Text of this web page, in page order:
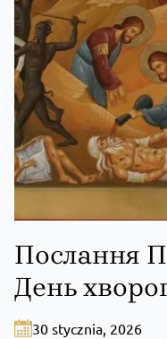
Послання
День
30 stycznia, 2026